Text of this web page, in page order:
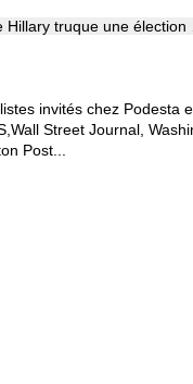
Hillary truque une
invités chez Podesta
Street Journal,
Post...